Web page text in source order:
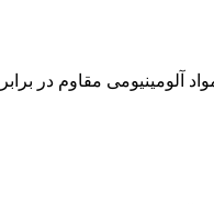
آلومینیومی مقاوم در